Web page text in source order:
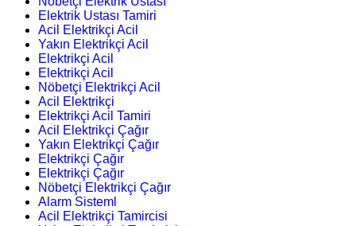
Elektrik Ustası Tamiri
Acil Elektrikçi Acil
Yakın Elektrikçi Acil
Elektrikçi Acil
Elektrikçi Acil
Nöbetçi Elektrikçi Acil
Acil Elektrikçi
Elektrikçi Acil Tamiri
Acil Elektrikçi Çağır
Yakın Elektrikçi Çağır
Elektrikçi Çağır
Elektrikçi Çağır
Nöbetçi Elektrikçi Çağır
Alarm Sisteml
Acil Elektrikçi Tamircisi